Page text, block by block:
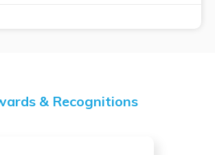
& Recognitions